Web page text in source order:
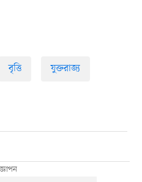
বৃত্তি যুক্তরাজ্য